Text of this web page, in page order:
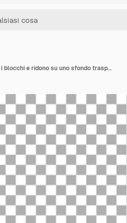
Gruppo di bambini PNG che giocano con i blocchi e ridono su uno sfondo trasparente